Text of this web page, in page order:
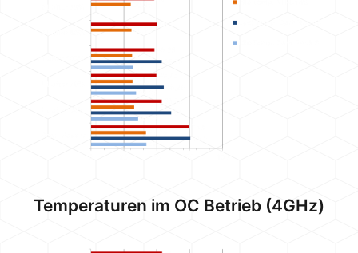
Temperaturen im OC Betrieb (4GHz)